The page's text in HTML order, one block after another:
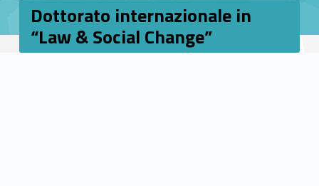
Dottorato internazionale in
“Law & Social Change”